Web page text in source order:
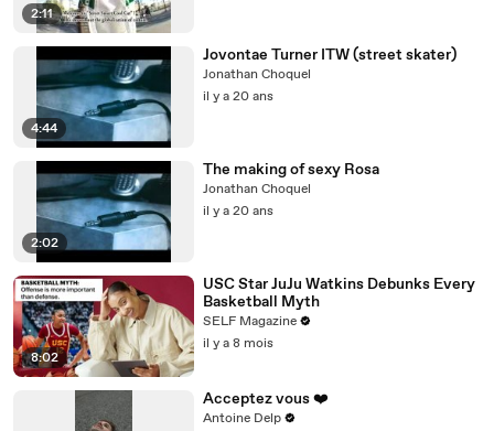
2:11
4:44
Jovontae Turner ITW (street skater)
Jonathan Choquel
il y a 20 ans
2:02
The making of sexy Rosa
Jonathan Choquel
il y a 20 ans
8:02
USC Star JuJu Watkins Debunks Every
Basketball Myth
SELF Magazine
il y a 8 mois
Acceptez vous ❤️
Antoine Delp